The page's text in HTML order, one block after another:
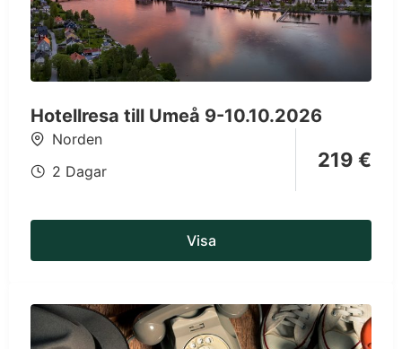
Hotellresa till Umeå 9-10.10.2026
Norden
2 Dagar
219 €
Visa